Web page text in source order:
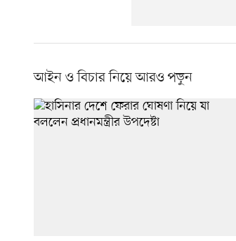
আইন ও বিচার নিয়ে আরও পড়ুন